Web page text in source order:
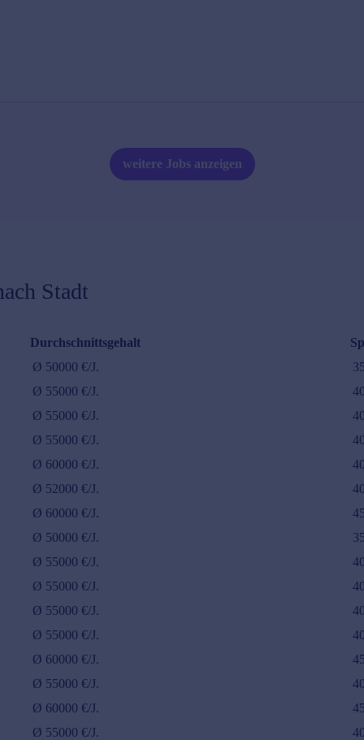
weitere Jobs anzeigen
Stadt
Durchschnittsgehalt
Ø 50000 €/J.
Ø 55000 €/J.
Ø 55000 €/J.
Ø 55000 €/J.
Ø 60000 €/J.
Ø 52000 €/J.
Ø 60000 €/J.
Ø 50000 €/J.
Ø 55000 €/J.
Ø 55000 €/J.
Ø 55000 €/J.
Ø 55000 €/J.
Ø 60000 €/J.
Ø 55000 €/J.
Ø 60000 €/J.
Ø 55000 €/J.